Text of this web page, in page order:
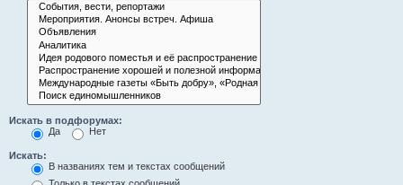
Искать в подфорумах:
Да
Нет
Искать:
В названиях тем и текстах сообщений